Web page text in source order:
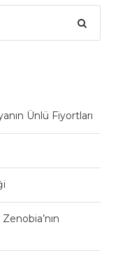
Ünlü Fiyortları